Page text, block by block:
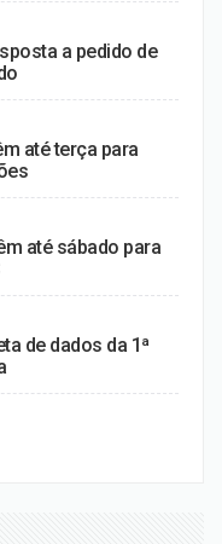
a pedido de
até terça para
até sábado para
de dados da 1ª